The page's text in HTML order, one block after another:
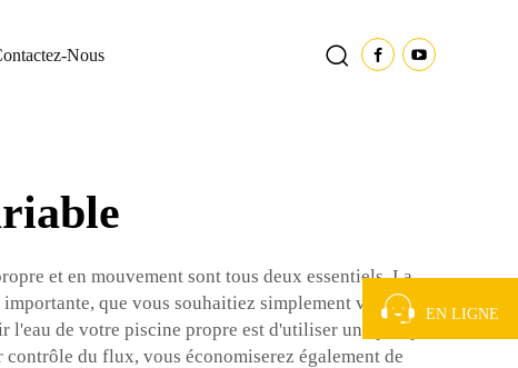
Nous
et en mouvement sont tous deux essentiels. La
que vous souhaitiez simplement vous
de votre piscine propre est d'utiliser une pompe
du flux, vous économiserez également de
EN LIGNE